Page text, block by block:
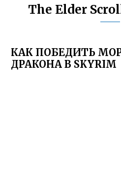
The Elder
КАК ПОБЕДИТЬ
ДРАКОНА В SKYRIM